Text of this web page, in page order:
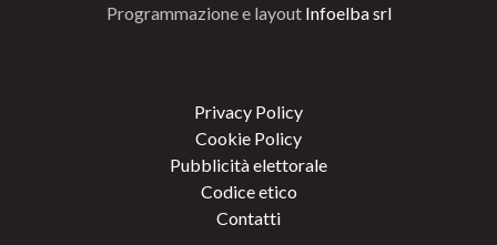
Programmazione e layout Infoelba srl
Privacy Policy
Cookie Policy
Pubblicità elettorale
Codice etico
Contatti